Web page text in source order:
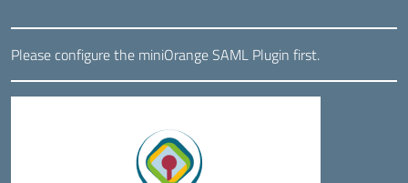
Please configure the miniOrange SAML Plugin first.